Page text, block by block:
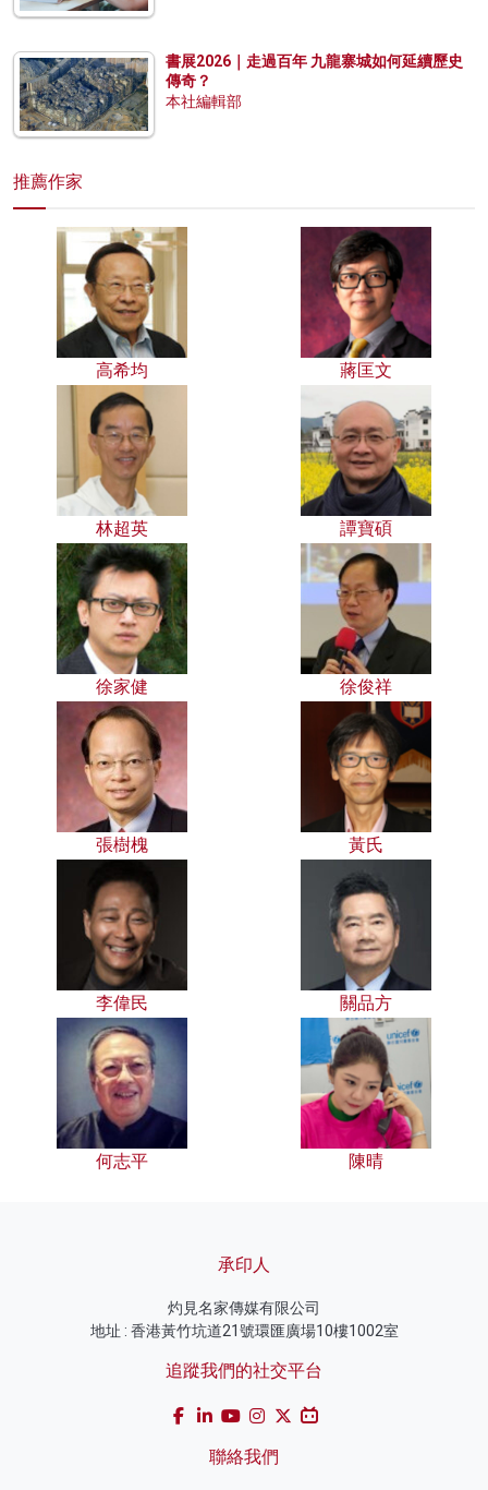
書展2026｜走過百年 九龍寨城如何延續歷史
傳奇？
本社編輯部
推薦作家
高希均 蔣匡文
林超英 譚寶碩
徐家健 徐俊祥
張樹槐 黃氏
李偉民 關品方
何志平 陳晴
承印人
灼見名家傳媒有限公司
地址 : 香港黃竹坑道21號環匯廣場10樓1002室
追蹤我們的社交平台
聯絡我們